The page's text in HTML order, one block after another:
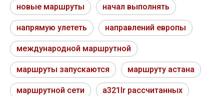
новые маршруты начал выполнять
напрямую улететь направлений европы
международной маршрутной
маршруты запускаются маршруту астана
маршрутной сети a321lr рассчитанных